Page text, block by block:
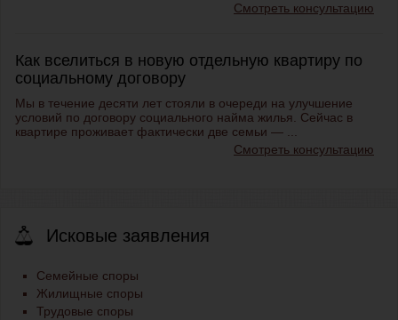
Смотреть консультацию
Как вселиться в новую отдельную квартиру по
социальному договору
Мы в течение десяти лет стояли в очереди на улучшение
условий по договору социального найма жилья. Сейчас в
квартире проживает фактически две семьи — ...
Смотреть консультацию
Исковые заявления
Семейные споры
Жилищные споры
Трудовые споры